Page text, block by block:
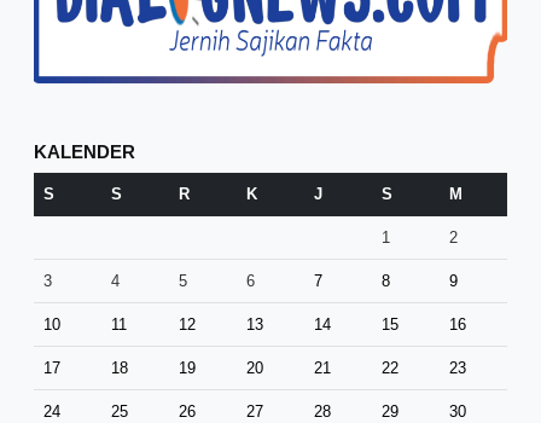
KALENDER
S S R K J S M
1 2
3 4 5 6 7 8 9
10 11 12 13 14 15 16
17 18 19 20 21 22 23
24 25 26 27 28 29 30